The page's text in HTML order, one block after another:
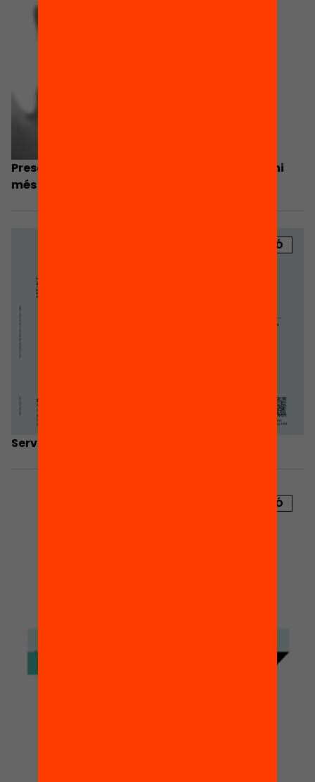
Presentació: Les famílies hi som i volem ser-hi
més
PUBLICACIÓ
Serveis que ofereixen les l’AMPA
PUBLICACIÓ